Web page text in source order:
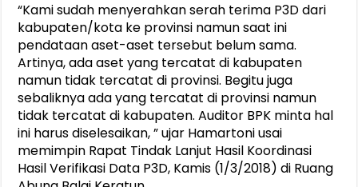
“Kami sudah menyerahkan serah terima P3D dari
kabupaten/kota ke provinsi namun saat ini
pendataan aset-aset tersebut belum sama.
Artinya, ada aset yang tercatat di kabupaten
namun tidak tercatat di provinsi. Begitu juga
sebaliknya ada yang tercatat di provinsi namun
tidak tercatat di kabupaten. Auditor BPK minta hal
ini harus diselesaikan, ” ujar Hamartoni usai
memimpin Rapat Tindak Lanjut Hasil Koordinasi
Hasil Verifikasi Data P3D, Kamis (1/3/2018) di Ruang